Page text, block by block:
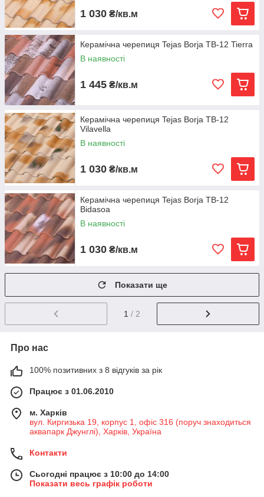
1 030 ₴/кв.м
Керамічна черепиця Tejas Borja TB-12 Tierra
В наявності
1 445 ₴/кв.м
Керамічна черепиця Tejas Borja TB-12
Vilavella
В наявності
1 030 ₴/кв.м
Керамічна черепиця Tejas Borja TB-12
Bidasoa
В наявності
1 030 ₴/кв.м
Показати ще
1 / 2
Про нас
100% позитивних з 8 відгуків за рік
Працює з 01.06.2010
м. Харків
вул. Киргизька 19, корпус 1, офіс 316 (поруч знаходиться
аквапарк Джунглі), Харків, Україна
Контакти
Сьогодні працює з 10:00 до 14:00
Показати весь графік роботи